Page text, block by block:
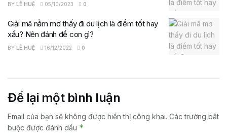
BY LÊ HUỆ 05/10/2023 0
Giải mã nằm mơ thấy đi du lịch là điềm tốt hay
xấu? Nên đánh đề con gì?
BY LÊ HUỆ 16/12/2022 0
Để lại một bình luận
Email của bạn sẽ không được hiển thị công khai. Các trường bắt
buộc được đánh dấu *